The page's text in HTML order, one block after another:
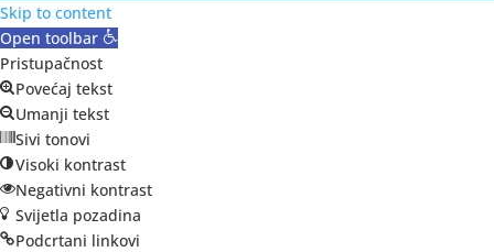
Skip to content
Open toolbar
Pristupačnost
Povećaj tekst
Umanji tekst
Sivi tonovi
Visoki kontrast
Negativni kontrast
Svijetla pozadina
Podcrtani linkovi